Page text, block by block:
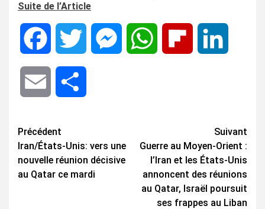
Suite de l’Article
Facebook Twitter MessengerWhatsApp Flipboard
Email
Navigation
d’article
Précédent
Iran/États-Unis: vers une
nouvelle réunion décisive
au Qatar ce mardi
Suivant
Guerre au Moyen-Orient :
l’Iran et les États-Unis
annoncent des réunions
au Qatar, Israël poursuit
ses frappes au Liban